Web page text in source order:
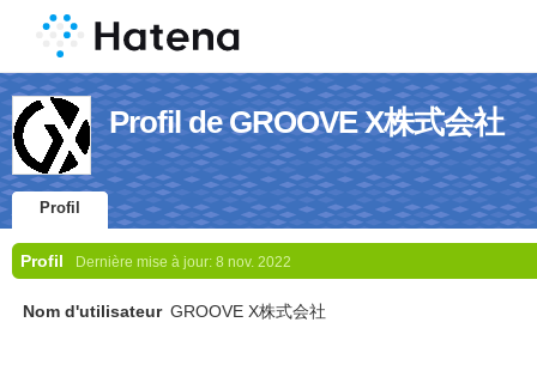
Profil de GROOVE X株式会社
Profil
Profil Dernière mise à jour: 8 nov. 2022
Nom d'utilisateur GROOVE X株式会社